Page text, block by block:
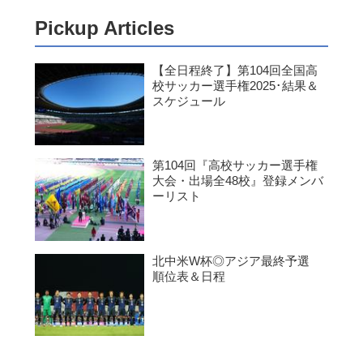
Pickup Articles
【全日程終了】第104回全国高
校サッカー選手権2025･結果＆
スケジュール
第104回『高校サッカー選手権
大会・出場全48校』登録メンバ
ーリスト
北中米W杯◎アジア最終予選
順位表＆日程